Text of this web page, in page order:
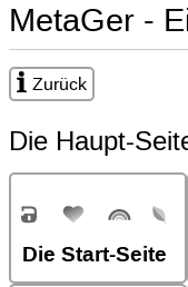
MetaGer -
Zurück
Die Haupt-
Die Start-Seite